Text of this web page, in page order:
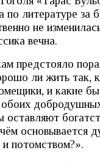
по литературе за
не
вечна.
предстояло
ли жить так,
и какие
оставляют
основывается
потомством?».